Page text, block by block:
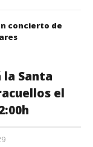
concierto de
la Santa
el